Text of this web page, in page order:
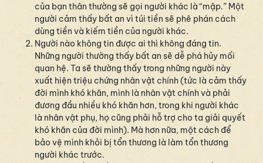
của bạn thân thường sẽ gọi người khác là “mập.” Một
người cảm thấy bất an vì túi tiền sẽ phê phán cách
dùng tiền và kiếm tiền của người khác.
Người nào không tin được ai thì không đáng tin.
Những người thường thấy bất an sẽ dễ phá hủy mối
quan hệ. Ta sẽ thường thấy trong những người này
xuất hiện triệu chứng nhân vật chính (tức là cảm thấy
đời mình khó khăn, mình là nhân vật chính và phải
đương đầu nhiều khó khăn hơn, trong khi người khác
là nhân vật phụ, họ cũng phải hỗ trợ cho ta giải quyết
khó khăn của đời mình). Mà hơn nữa, một cách để
bảo vệ mình khỏi bị tổn thương là làm tổn thương
người khác trước.